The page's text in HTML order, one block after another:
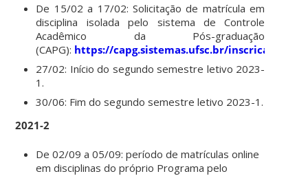
De 15/02 a 17/02: Solicitação de matrícula em
disciplina isolada pelo sistema de Controle
Acadêmico da Pós-graduação
(CAPG): https://capg.sistemas.ufsc.br/inscricao/
27/02: Início do segundo semestre letivo 2023-
1.
30/06: Fim do segundo semestre letivo 2023-1.
2021-2
De 02/09 a 05/09: período de matrículas online
em disciplinas do próprio Programa pelo